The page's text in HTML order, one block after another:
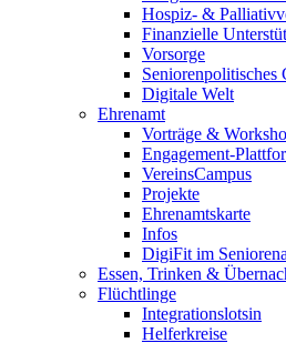
Hospiz- &
Finanzielle
Vorsorge
Seniorenpolitisches
Digitale Welt
Ehrenamt
Vorträge &
Engagement-
VereinsCampus
Projekte
Ehrenamtskarte
Infos
DigiFit im
Essen, Trinken &
Flüchtlinge
Integrationslotsin
Helferkreise